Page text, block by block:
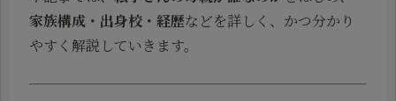
家族構成・出身校・経歴などを詳しく、かつ分かり
やすく解説していきます。